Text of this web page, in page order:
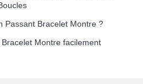
Passant Bracelet Montre ?
Montre facilement